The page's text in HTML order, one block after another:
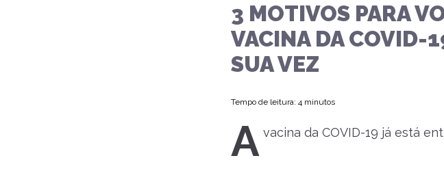
3 MOTIVOS PARA
VACINA DA COVID-
SUA VEZ
Tempo de leitura: 4 minutos
A vacina da COVID-19 já está